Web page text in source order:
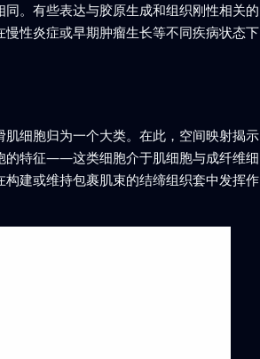
。有些表达与胶原生成和组织刚性相关的
性炎症或早期肿瘤生长等不同疾病状态下
细胞归为一个大类。在此，空间映射揭示
的特征——这类细胞介于肌细胞与成纤维细
建或维持包裹肌束的结缔组织套中发挥作